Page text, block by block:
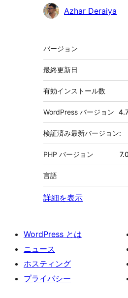
者
Azhar Deraiya
メ
タ
バージョン
最終更新日
有効インストール数
WordPress バージョン
検証済み最新バージョン:
PHP バージョン
言語
詳細を表示
WordPress とは
ニュース
ホスティング
プライバシー